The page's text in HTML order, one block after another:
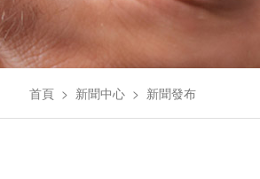
首頁 > 新聞中心 > 新聞發布